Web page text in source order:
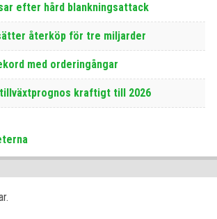
efter hård blankningsattack
återköp för tre miljarder
med orderingångar
kraftigt till 2026